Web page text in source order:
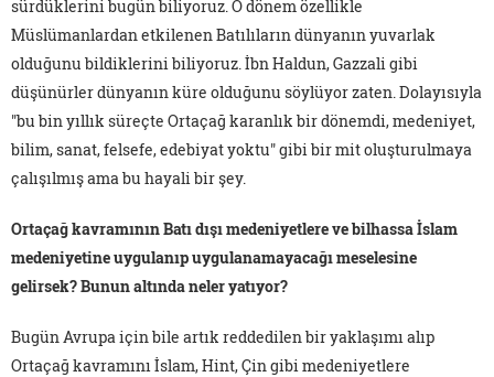
sürdüklerini bugün biliyoruz. O dönem özellikle
Müslümanlardan etkilenen Batılıların dünyanın yuvarlak
olduğunu bildiklerini biliyoruz. İbn Haldun, Gazzali gibi
düşünürler dünyanın küre olduğunu söylüyor zaten. Dolayısıyla
"bu bin yıllık süreçte Ortaçağ karanlık bir dönemdi, medeniyet,
bilim, sanat, felsefe, edebiyat yoktu" gibi bir mit oluşturulmaya
çalışılmış ama bu hayali bir şey.
Ortaçağ kavramının Batı dışı medeniyetlere ve bilhassa İslam
medeniyetine uygulanıp uygulanamayacağı meselesine
gelirsek? Bunun altında neler yatıyor?
Bugün Avrupa için bile artık reddedilen bir yaklaşımı alıp
Ortaçağ kavramını İslam, Hint, Çin gibi medeniyetlere